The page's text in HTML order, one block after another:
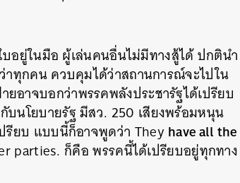
อยู่ในมือ ผู้เล่นคนอื่นไม่มีทางสู้ได้ ปกตินำ
าทุกคน ควบคุมได้ว่าสถานการณ์จะไปใน
อาจบอกว่าพรรคพลังประชารัฐได้เปรียบ
บนโยบายรัฐ มีสว. 250 เสียงพร้อมหนุน
รียบ แบบนี้ก็อาจพูดว่า They have all the
parties.ก็คือ พรรคนี้ได้เปรียบอยู่ทุกทาง